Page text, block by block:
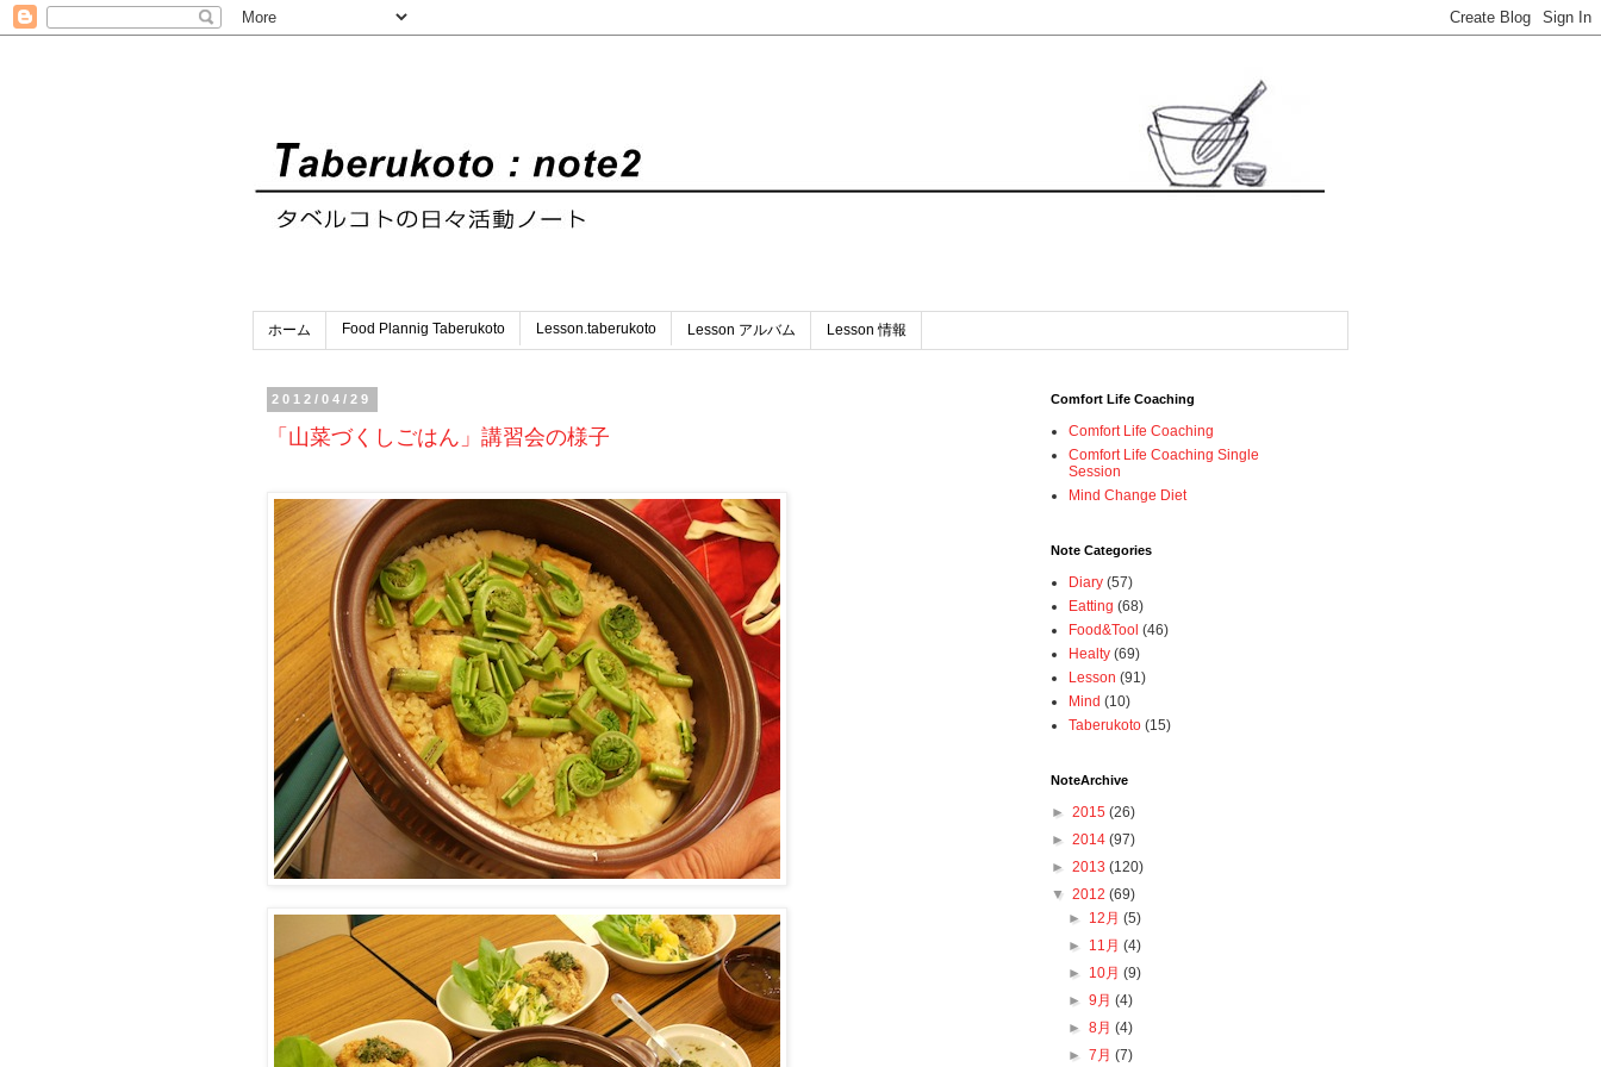
ホーム Food Plannig Taberukoto Lesson.taberukoto Lesson アルバム Lesson 情報
2012/04/29
「山菜づくしごはん」講習会の様子
Comfort Life Coaching
Comfort Life Coaching
Comfort Life Coaching Single
Session
Mind Change Diet
Note Categories
Diary (57)
Eatting (68)
Food&Tool (46)
Healty (69)
Lesson (91)
Mind (10)
Taberukoto (15)
NoteArchive
► 2015 (26)
► 2014 (97)
► 2013 (120)
▼ 2012 (69)
► 12月(5)
► 11月(4)
► 10月(9)
►9月(4)
►8月(4)
►7月(7)